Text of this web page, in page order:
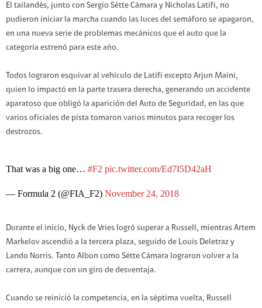
El tailandés, junto con Sergio Sétte Cámara y Nicholas Latifi, no
pudieron iniciar la marcha cuando las luces del semáforo se apagaron,
en una nueva serie de problemas mecánicos que el auto que la
categoría estrenó para este año.
Todos lograron esquivar al vehículo de Latifi excepto Arjun Maini,
quien lo impactó en la parte trasera derecha, generando un accidente
aparatoso que obligó la aparición del Auto de Seguridad, en las que
varios oficiales de pista tomaron varios minutos para recoger los
destrozos.
That was a big one… #F2 pic.twitter.com/Ed7I5D42aH
— Formula 2 (@FIA_F2) November 24, 2018
Durante el inicio, Nyck de Vries logró superar a Russell, mientras Artem
Markelov ascendió a la tercera plaza, seguido de Louis Deletraz y
Lando Norris. Tanto Albon como Sétte Cámara lograron volver a la
carrera, aunque con un giro de desventaja.
Cuando se reinició la competencia, en la séptima vuelta, Russell